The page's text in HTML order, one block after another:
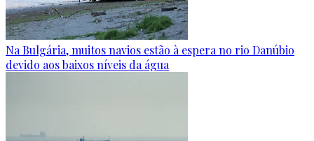
Na Bulgária, muitos navios estão à espera no rio Danúbio
devido aos baixos níveis da água